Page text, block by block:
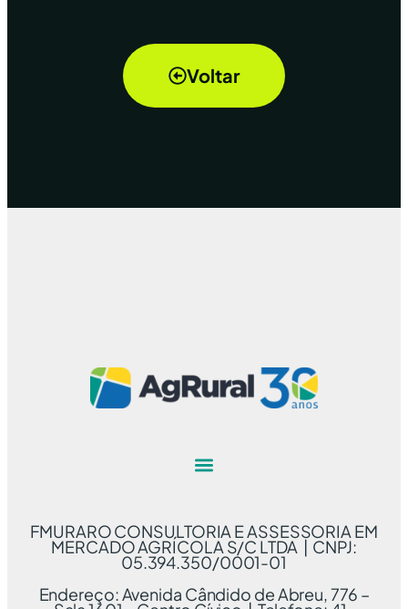
Voltar
FMURARO CONSULTORIA E ASSESSORIA EM
MERCADO AGRÍCOLA S/C LTDA | CNPJ:
05.394.350/0001-01
Endereço: Avenida Cândido de Abreu, 776 –